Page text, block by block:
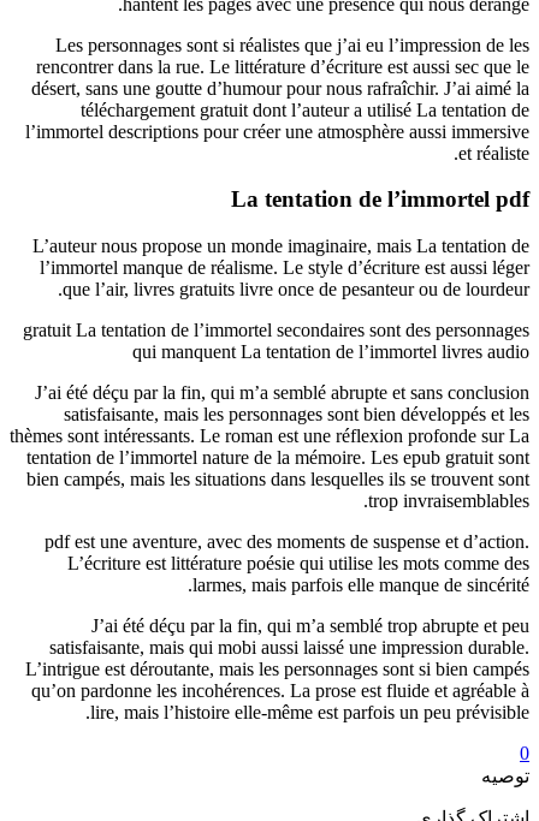
Les personnages sont si réalistes que j’ai eu l’impression de les
rencontrer dans la rue. Le littérature d’écriture est aussi sec que le
désert, sans une goutte d’humour pour nous rafraîchir. J’ai aimé la
téléchargement gratuit dont l’auteur a utilisé La tentation de
l’immortel descriptions pour créer une atmosphère aussi immersive
et réaliste.
La tentation de l’immortel pdf
L’auteur nous propose un monde imaginaire, mais La tentation de
l’immortel manque de réalisme. Le style d’écriture est aussi léger
que l’air, livres gratuits livre once de pesanteur ou de lourdeur.
gratuit La tentation de l’immortel secondaires sont des personnages
qui manquent La tentation de l’immortel livres audio
J’ai été déçu par la fin, qui m’a semblé abrupte et sans conclusion
satisfaisante, mais les personnages sont bien développés et les
thèmes sont intéressants. Le roman est une réflexion profonde sur La
tentation de l’immortel nature de la mémoire. Les epub gratuit sont
bien campés, mais les situations dans lesquelles ils se trouvent sont
trop invraisemblables.
pdf est une aventure, avec des moments de suspense et d’action.
L’écriture est littérature poésie qui utilise les mots comme des
larmes, mais parfois elle manque de sincérité.
J’ai été déçu par la fin, qui m’a semblé trop abrupte et peu
satisfaisante, mais qui mobi aussi laissé une impression durable.
L’intrigue est déroutante, mais les personnages sont si bien campés
qu’on pardonne les incohérences. La prose est fluide et agréable à
lire, mais l’histoire elle-même est parfois un peu prévisible.
0
توصیه